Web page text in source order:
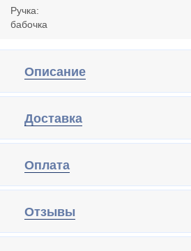
Ручка:
бабочка
Описание
Доставка
Оплата
Отзывы